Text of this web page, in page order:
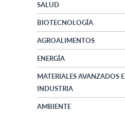
SALUD
BIOTECNOLOGÍA
AGROALIMENTOS
ENERGÍA
MATERIALES AVANZADOS E
INDUSTRIA
AMBIENTE